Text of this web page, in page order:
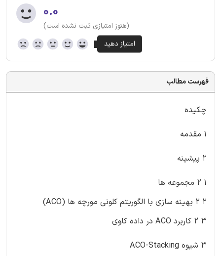
۰.۰
(هنوز امتیازی ثبت نشده است)
فهرست مطالب
چکیده
۱ مقدمه
۲ پیشینه
۱ ۲ مجموعه ها
۲ ۲ بهینه سازی با الگوریتم کلونی مورچه ها (ACO)
۳ ۲ کاربرد ACO در داده کاوی
۳ شیوه ACO-Stacking